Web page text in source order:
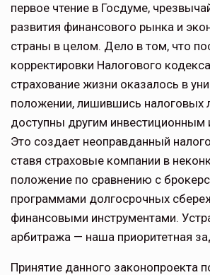
первое чтение в Госдуме,
развития финансового рынка и
страны в целом. Дело в том, что
корректировки Налогового
страхование жизни оказалось в
положении, лишившись налоговых
доступны другим инвестиционным
Это создает неоправданный
ставя страховые компа­нии в
положение по срав­нению с
программами долгосрочных
финан­совыми инструментами.
арби­тража — наша приори­тетная
Принятие данного законопроекта